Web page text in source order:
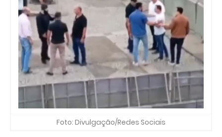
Foto: Divulgação/Redes Sociais